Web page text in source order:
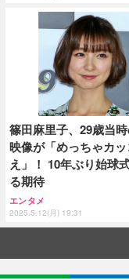
篠田麻里子、29歳当
映像が「めっちゃカッ
え」！ 10年ぶり始球
る期待
エンタメ
2025.5.12(月) 19:31